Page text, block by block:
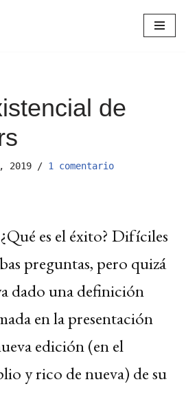
de
2019 1 comentario
es el éxito? Difíciles
preguntas, pero quizá
dado una definición
en la presentación
edición (en el
y rico de nueva) de su